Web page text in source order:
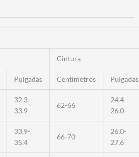
Cintura
Pulgadas Centímetros Pulgadas
32.3-
33.9
62-66
24.4-
26.0
33.9-
35.4
66-70
26.0-
27.6